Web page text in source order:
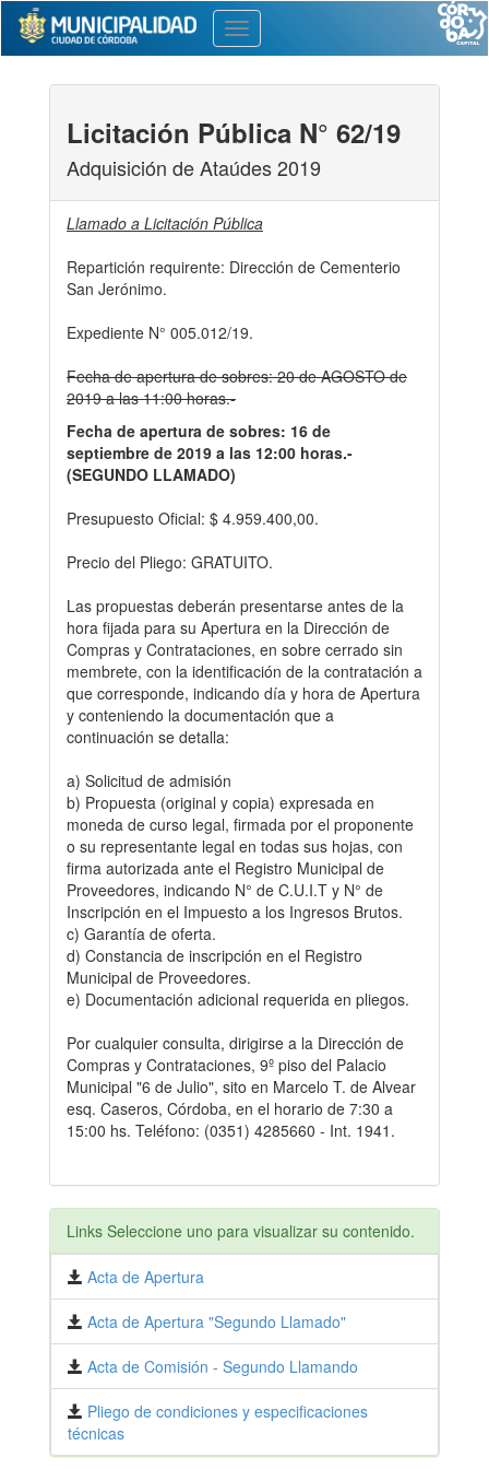
Toggle
navigation
Licitación Pública N° 62/19
Adquisición de Ataúdes 2019
Llamado a Licitación Pública
Repartición requirente: Dirección de Cementerio
San Jerónimo.
Expediente N° 005.012/19.
Fecha de apertura de sobres: 20 de AGOSTO de
2019 a las 11:00 horas.-
Fecha de apertura de sobres: 16 de
septiembre de 2019 a las 12:00 horas.-
(SEGUNDO LLAMADO)
Presupuesto Oficial: $ 4.959.400,00.
Precio del Pliego: GRATUITO.
Las propuestas deberán presentarse antes de la
hora fijada para su Apertura en la Dirección de
Compras y Contrataciones, en sobre cerrado sin
membrete, con la identificación de la contratación a
que corresponde, indicando día y hora de Apertura
y conteniendo la documentación que a
continuación se detalla:
a) Solicitud de admisión
b) Propuesta (original y copia) expresada en
moneda de curso legal, firmada por el proponente
o su representante legal en todas sus hojas, con
firma autorizada ante el Registro Municipal de
Proveedores, indicando N° de C.U.I.T y N° de
Inscripción en el Impuesto a los Ingresos Brutos.
c) Garantía de oferta.
d) Constancia de inscripción en el Registro
Municipal de Proveedores.
e) Documentación adicional requerida en pliegos.
Por cualquier consulta, dirigirse a la Dirección de
Compras y Contrataciones, 9º piso del Palacio
Municipal "6 de Julio", sito en Marcelo T. de Alvear
esq. Caseros, Córdoba, en el horario de 7:30 a
15:00 hs. Teléfono: (0351) 4285660 - Int. 1941.
Links Seleccione uno para visualizar su contenido.
Acta de Apertura
Acta de Apertura "Segundo Llamado"
Acta de Comisión - Segundo Llamando
Pliego de condiciones y especificaciones
técnicas